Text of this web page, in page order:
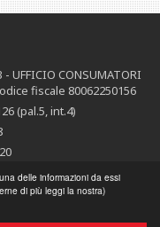
delle informazioni da essi
di più leggi la nostra)
UFFICIO CONSUMATORI
fiscale 80062250156
(pal.5, int.4)
6 - 20123 |P.IVA